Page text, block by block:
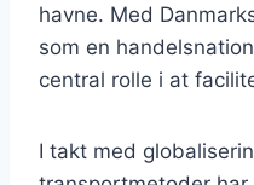
havne. Med
som en
central rolle i at
I takt med